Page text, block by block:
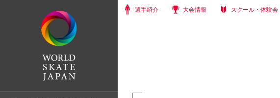
選手紹介 大会情報 スクール・体験会